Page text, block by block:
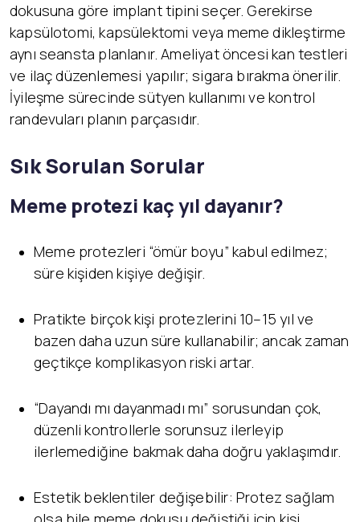
dokusuna göre implant tipini seçer. Gerekirse
kapsülotomi, kapsülektomi veya meme dikleştirme
aynı seansta planlanır. Ameliyat öncesi kan testleri
ve ilaç düzenlemesi yapılır; sigara bırakma önerilir.
İyileşme sürecinde sütyen kullanımı ve kontrol
randevuları planın parçasıdır.
Sık Sorulan Sorular
Meme protezi kaç yıl dayanır?
Meme protezleri “ömür boyu” kabul edilmez;
süre kişiden kişiye değişir.
Pratikte birçok kişi protezlerini 10–15 yıl ve
bazen daha uzun süre kullanabilir; ancak zaman
geçtikçe komplikasyon riski artar.
“Dayandı mı dayanmadı mı” sorusundan çok,
düzenli kontrollerle sorunsuz ilerleyip
ilerlemediğine bakmak daha doğru yaklaşımdır.
Estetik beklentiler değişebilir: Protez sağlam